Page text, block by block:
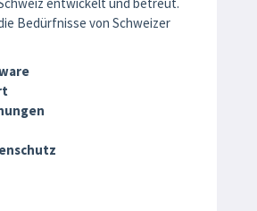
Bedürfnisse von Schweizer